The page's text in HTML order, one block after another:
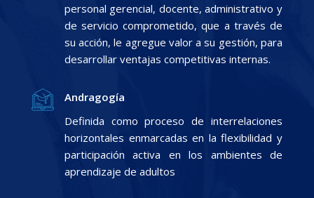
personal gerencial, docente, administrativo y
de servicio comprometido, que a través de
su acción, le agregue valor a su gestión, para
desarrollar ventajas competitivas internas.
Andragogía
Definida como proceso de interrelaciones
horizontales enmarcadas en la flexibilidad y
participación activa en los ambientes de
aprendizaje de adultos